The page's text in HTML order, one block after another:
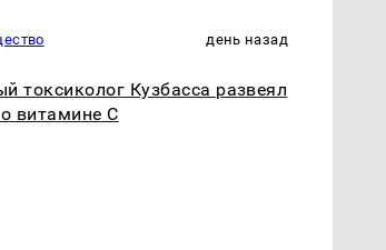
день назад
токсиколог Кузбасса развеял
витамине С